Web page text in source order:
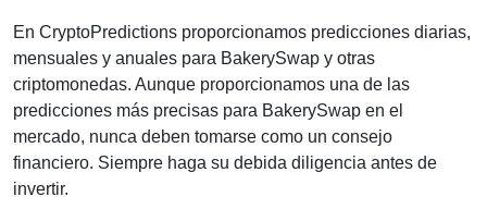
En CryptoPredictions proporcionamos predicciones diarias,
mensuales y anuales para BakerySwap y otras
criptomonedas. Aunque proporcionamos una de las
predicciones más precisas para BakerySwap en el
mercado, nunca deben tomarse como un consejo
financiero. Siempre haga su debida diligencia antes de
invertir.